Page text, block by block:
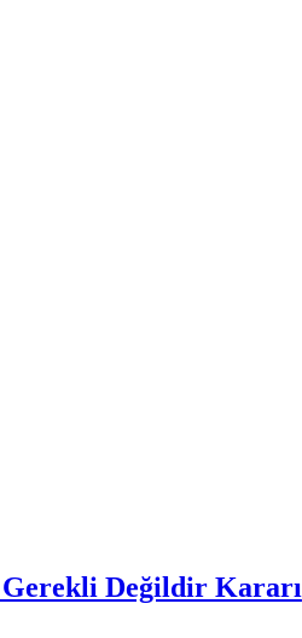
Gerekli Değildir Kararı